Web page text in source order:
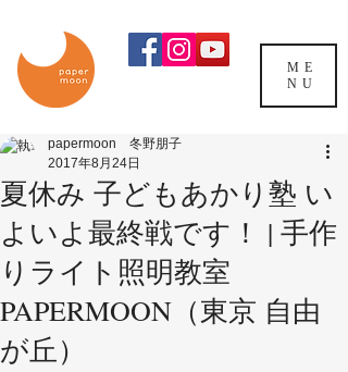
ME
NU
夏休み 子どもあかり塾 い
よいよ最終戦です！ | 手作
りライト照明教室
PAPERMOON（東京 自由
が丘）
papermoon 冬野朋子
2017年8月24日